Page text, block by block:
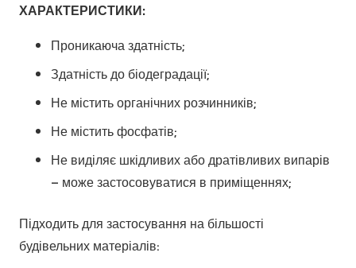
ХАРАКТЕРИСТИКИ:
Проникаюча здатність;
Здатність до біодеградації;
Не містить органічних розчинників;
Не містить фосфатів;
Не виділяє шкідливих або дратівливих випарів
– може застосовуватися в приміщеннях;
Підходить для застосування на більшості
будівельних матеріалів: